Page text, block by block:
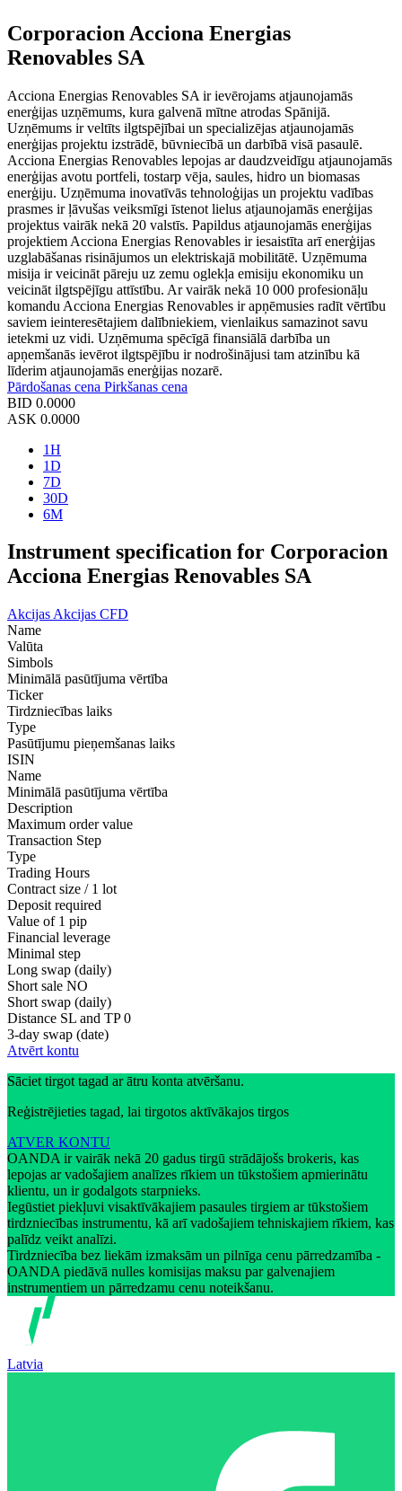
Corporacion Acciona Energias
Renovables SA
Acciona Energias Renovables SA ir ievērojams atjaunojamās
enerģijas uzņēmums, kura galvenā mītne atrodas Spānijā.
Uzņēmums ir veltīts ilgtspējībai un specializējas atjaunojamās
enerģijas projektu izstrādē, būvniecībā un darbībā visā pasaulē.
Acciona Energias Renovables lepojas ar daudzveidīgu atjaunojamās
enerģijas avotu portfeli, tostarp vēja, saules, hidro un biomasas
enerģiju. Uzņēmuma inovatīvās tehnoloģijas un projektu vadības
prasmes ir ļāvušas veiksmīgi īstenot lielus atjaunojamās enerģijas
projektus vairāk nekā 20 valstīs. Papildus atjaunojamās enerģijas
projektiem Acciona Energias Renovables ir iesaistīta arī enerģijas
uzglabāšanas risinājumos un elektriskajā mobilitātē. Uzņēmuma
misija ir veicināt pāreju uz zemu oglekļa emisiju ekonomiku un
veicināt ilgtspējīgu attīstību. Ar vairāk nekā 10 000 profesionāļu
komandu Acciona Energias Renovables ir apņēmusies radīt vērtību
saviem ieinteresētajiem dalībniekiem, vienlaikus samazinot savu
ietekmi uz vidi. Uzņēmuma spēcīgā finansiālā darbība un
apņemšanās ievērot ilgtspējību ir nodrošinājusi tam atzinību kā
līderim atjaunojamās enerģijas nozarē.
Pārdošanas cena Pirkšanas cena
BID 0.0000
ASK 0.0000
1H
1D
7D
30D
6M
Instrument specification for Corporacion
Acciona Energias Renovables SA
Akcijas Akcijas CFD
Name
Valūta
Simbols
Minimālā pasūtījuma vērtība
Ticker
Tirdzniecības laiks
Type
Pasūtījumu pieņemšanas laiks
ISIN
Name
Minimālā pasūtījuma vērtība
Description
Maximum order value
Transaction Step
Type
Trading Hours
Contract size / 1 lot
Deposit required
Value of 1 pip
Financial leverage
Minimal step
Long swap (daily)
Short sale NO
Short swap (daily)
Distance SL and TP 0
3-day swap (date)
Atvērt kontu
Sāciet tirgot tagad ar ātru konta atvēršanu.
Reģistrējieties tagad, lai tirgotos aktīvākajos tirgos
ATVER KONTU
OANDA ir vairāk nekā 20 gadus tirgū strādājošs brokeris, kas
lepojas ar vadošajiem analīzes rīkiem un tūkstošiem apmierinātu
klientu, un ir godalgots starpnieks.
Iegūstiet piekļuvi visaktīvākajiem pasaules tirgiem ar tūkstošiem
tirdzniecības instrumentu, kā arī vadošajiem tehniskajiem rīkiem, kas
palīdz veikt analīzi.
Tirdzniecība bez liekām izmaksām un pilnīga cenu pārredzamība -
OANDA piedāvā nulles komisijas maksu par galvenajiem
instrumentiem un pārredzamu cenu noteikšanu.
Latvia